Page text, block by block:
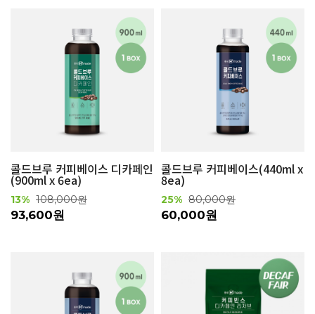
콜드브루 커피베이스 디카페인
(900ml x 6ea)
13% 108,000원
93,600원
콜드브루 커피베이스(440ml x
8ea)
25% 80,000원
60,000원